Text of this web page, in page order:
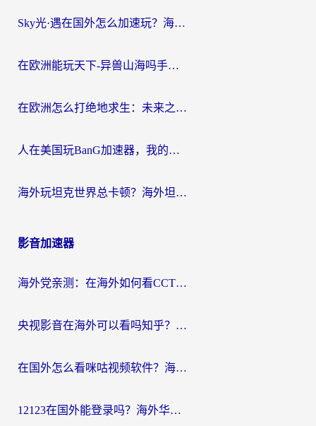
Sky光·遇在国外怎么加速玩？海外党亲测有效的国服游戏加速指南
在欧洲能玩天下-异兽山海吗手游？海外玩家的加速器生存指南
在欧洲怎么打绝地求生：未来之役不卡？留学生亲测的加速器避坑指南
人在美国玩BanG加速器，我的延迟终于绿了
海外玩坦克世界总卡顿？海外坦克世界加速器有哪些？实测好用的选择在这里
影音加速器
海外党亲测：在海外如何看CCTV？告别“仅限大陆播放”的实用指南
央视影音在海外可以看吗知乎？留学生亲测：3步解决地域限制+追剧自由
在国外怎么看咪咕视频软件？海外党亲测有效的回国加速方案
12123在国外能登录吗？海外华人必看的回国加速实用指南